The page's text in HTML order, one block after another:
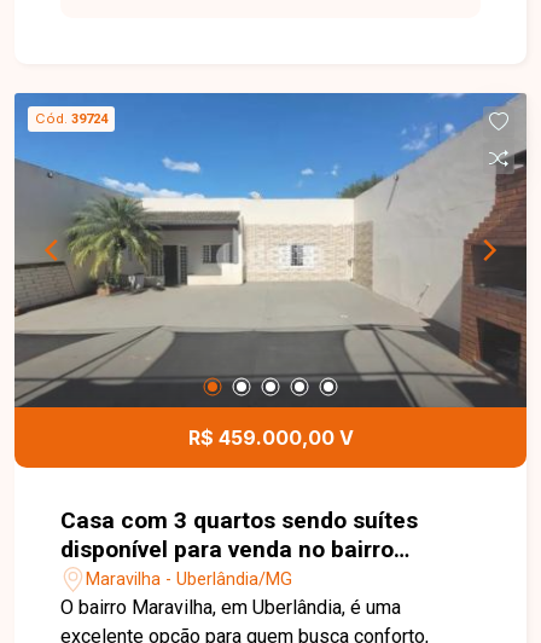
Cód. 39724
R$ 459.000,00 V
Casa com 3 quartos sendo suítes
disponível para venda no bairro
Maravilha em Uberlândia.
Maravilha - Uberlândia/MG
O bairro Maravilha, em Uberlândia, é uma
excelente opção para quem busca conforto,